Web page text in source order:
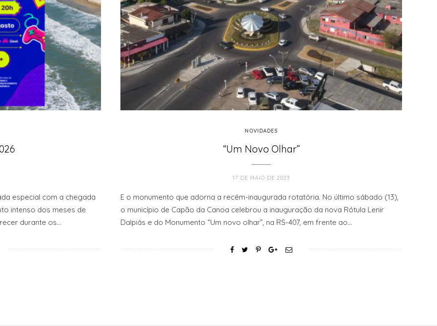
especial com a chegada
intenso dos meses de
durante os…
NOVIDADES
“Um Novo Olhar”
17 DE MAIO DE 2023
E o monumento que adorna a recém-inaugurada rotatória. No último sábado (13),
o município de Capão da Canoa celebrou a inauguração da nova Rótula Lenir
Dalpiás e do Monumento “Um novo olhar”, na RS-407, em frente ao…